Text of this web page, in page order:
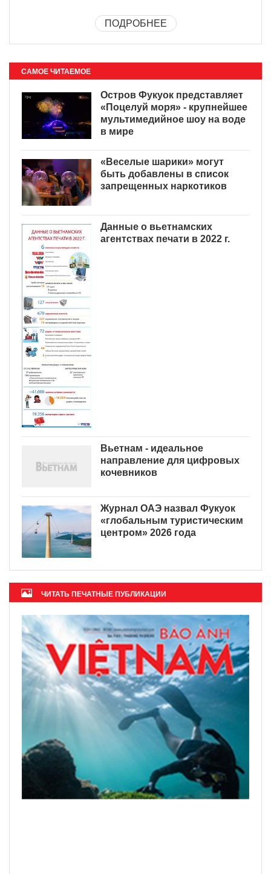
ПОДРОБНЕЕ
САМОЕ ЧИТАЕМОЕ
Остров Фукуок представляет
«Поцелуй моря» - крупнейшее
мультимедийное шоу на воде
в мире
«Веселые шарики» могут
быть добавлены в список
запрещенных наркотиков
Данные о вьетнамских
агентствах печати в 2022 г.
Вьетнам - идеальное
направление для цифровых
кочевников
Журнал ОАЭ назвал Фукуок
«глобальным туристическим
центром» 2026 года
ЧИТАТЬ ПЕЧАТНЫЕ ПУБЛИКАЦИИ